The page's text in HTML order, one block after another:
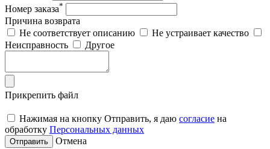
Номер заказа*
Причина возврата
Не соответствует описанию
Не устраивает качество
Неисправность
Другое
Прикрепить файл
Нажимая на кнопку Отправить, я даю согласие на
обработку Персональных данных
Отправить
Отмена